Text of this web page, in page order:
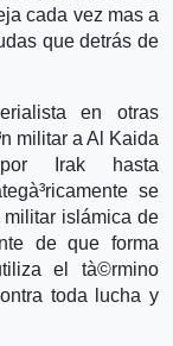
cada vez mas a
que detrás de
en otras
militar a Al Kaida
Irak hasta
se
islámica de
de que forma
el tà©rmino
toda lucha y